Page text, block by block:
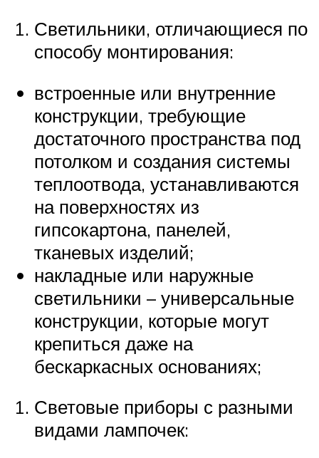
Светильники, отличающиеся по
способу монтирования:
встроенные или внутренние
конструкции, требующие
достаточного пространства под
потолком и создания системы
теплоотвода, устанавливаются
на поверхностях из
гипсокартона, панелей,
тканевых изделий;
накладные или наружные
светильники – универсальные
конструкции, которые могут
крепиться даже на
бескаркасных основаниях;
Световые приборы с разными
видами лампочек: